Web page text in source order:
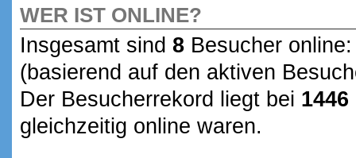
WER IST ONLINE?
Insgesamt sind 8 Besucher
(basierend auf den aktiven
Der Besucherrekord liegt bei 1446
gleichzeitig online waren.